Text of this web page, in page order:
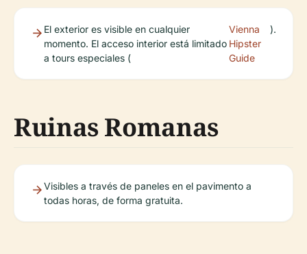
El exterior es visible en cualquier
momento. El acceso interior está limitado
a tours especiales (
Vienna
Hipster
Guide
).
Ruinas Romanas
Visibles a través de paneles en el pavimento a
todas horas, de forma gratuita.